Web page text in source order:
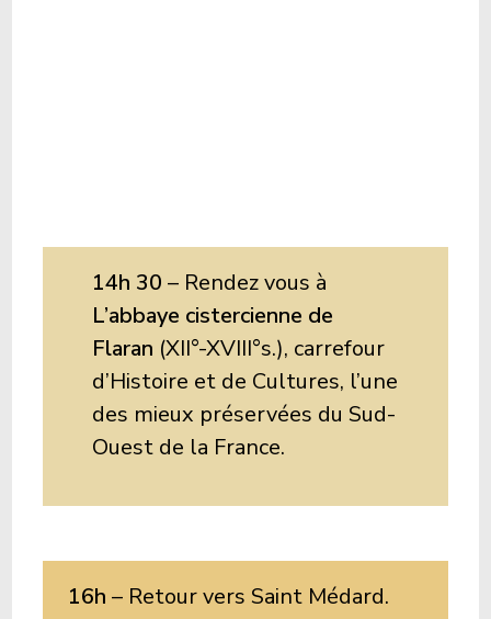
14h 30 – Rendez vous à
L’abbaye cistercienne de
Flaran (XII°-XVIII°s.), carrefour
d’Histoire et de Cultures, l’une
des mieux préservées du Sud-
Ouest de la France.
16h – Retour vers Saint Médard.